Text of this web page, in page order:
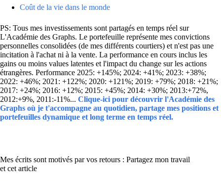
Coût de la vie dans le monde
PS: Tous mes investissements sont partagés en temps réel sur
L'Académie des Graphs. Le portefeuille représente mes convictions
personnelles consolidées (de mes différents courtiers) et n'est pas une
incitation à l'achat ni à la vente. La performance en cours inclus les
gains ou moins values latentes et l'impact du change sur les actions
étrangères. Performance 2025: +145%; 2024: +41%; 2023: +38%;
2022: +46%; 2021: +122%; 2020: +121%; 2019: +79%; 2018: +21%;
2017: +24%; 2016: +12%; 2015: +45%; 2014: +30%; 2013:+72%,
2012:+9%, 2011:-11%... Clique-ici pour découvrir l'Académie des
Graphs où je t'accompagne au quotidien, partage mes positions et
portefeuilles dynamique et long terme en temps réel.
Mes écrits sont motivés par vos retours : Partagez mon travail
et cet article